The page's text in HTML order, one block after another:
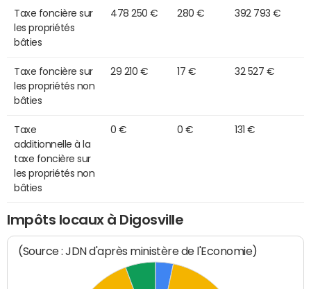
Taxe foncière sur
les propriétés
bâties
478 250 € 280 € 392 793 €
Taxe foncière sur
les propriétés non
bâties
29 210 € 17 € 32 527 €
Taxe
additionnelle à la
taxe foncière sur
les propriétés non
bâties
0 € 0 € 131 €
Impôts locaux à Digosville
(Source : JDN d'après ministère de l'Economie)